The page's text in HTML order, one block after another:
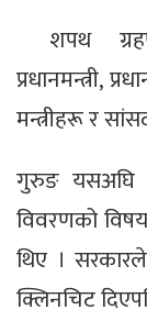
शपथ
प्रधानमन्त्री,
मन्त्रीहरू र
गुरुङ यसअघि
विवरणको
थिए ।
क्लिनचिट